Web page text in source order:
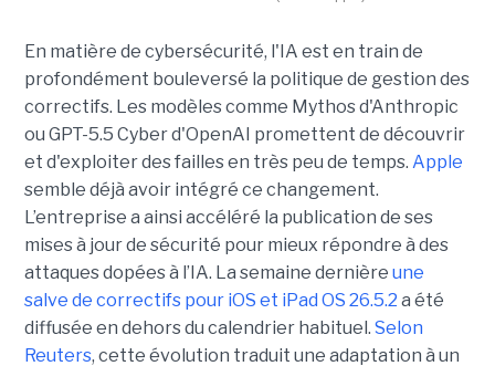
En matière de cybersécurité, l'IA est en train de
profondément bouleversé la politique de gestion des
correctifs. Les modèles comme Mythos d'Anthropic
ou GPT-5.5 Cyber d'OpenAI promettent de découvrir
et d'exploiter des failles en très peu de temps. Apple
semble déjà avoir intégré ce changement.
L’entreprise a ainsi accéléré la publication de ses
mises à jour de sécurité pour mieux répondre à des
attaques dopées à l’IA. La semaine dernière une
salve de correctifs pour iOS et iPad OS 26.5.2 a été
diffusée en dehors du calendrier habituel. Selon
Reuters, cette évolution traduit une adaptation à un